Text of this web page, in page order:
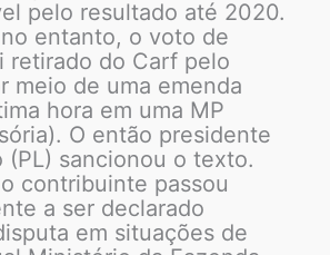
pelo resultado até 2020.
entanto, o voto de
retirado do Carf pelo
meio de uma emenda
hora em uma MP
O então presidente
(PL) sancionou o texto.
contribuinte passou
a ser declarado
em situações de